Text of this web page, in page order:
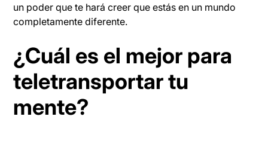
un poder que te hará creer que estás en un mundo
completamente diferente.
¿Cuál es el mejor para
teletransportar tu
mente?